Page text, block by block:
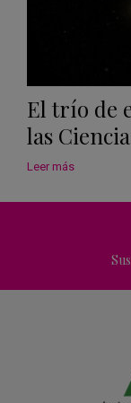
El trío de
las
Leer más